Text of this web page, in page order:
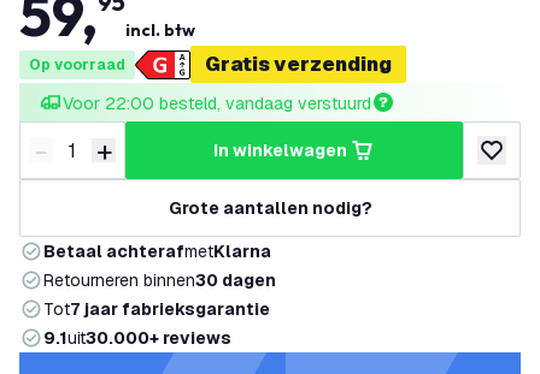
59, incl. btw
Op voorraad Gratis verzending
Voor 22:00 besteld, vandaag verstuurd
Verminder hoeveelheid
- Verhoog hoeveelheid
+ in winkelwagen
Grote aantallen nodig?
Betaal achterafmetKlarna
Retourneren binnen30 dagen
Tot7 jaar fabrieksgarantie
9.1uit30.000+ reviews